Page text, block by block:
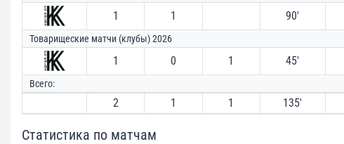
1 1 90′
Товарищеские матчи (клубы) 2026
1 0 1 45′
Всего:
2 1 1 135′
Статистика по матчам